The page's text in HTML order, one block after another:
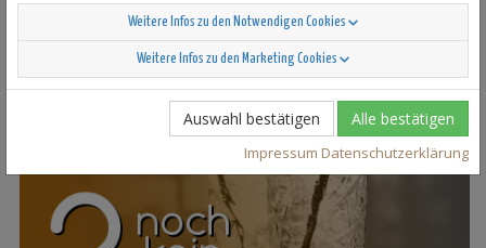
Weitere Infos zu den Notwendigen Cookies
Weitere Infos zu den Marketing Cookies
Auswahl bestätigen Alle bestätigen
Impressum Datenschutzerklärung